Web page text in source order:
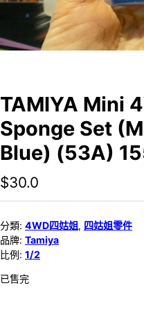
TAMIYA Mini
Sponge Set
Blue) (53A)
$30.0
分類: 4WD四姑姐, 四姑姐零件
品牌: Tamiya
比例: 1/2
已售完